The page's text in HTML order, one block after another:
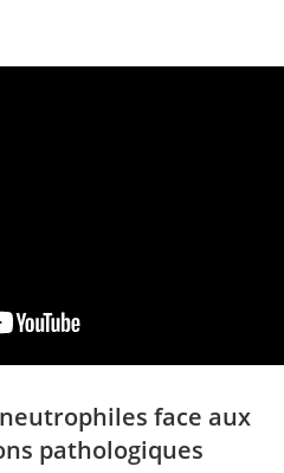
face aux
pathologiques